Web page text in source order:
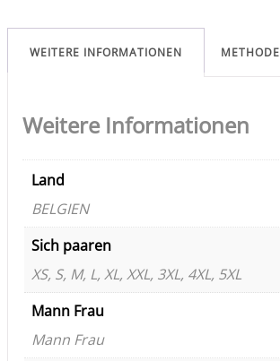
WEITERE INFORMATIONEN METHODE
Weitere Informationen
Land
BELGIEN
Sich paaren
XS, S, M, L, XL, XXL, 3XL, 4XL, 5XL
Mann Frau
Mann Frau